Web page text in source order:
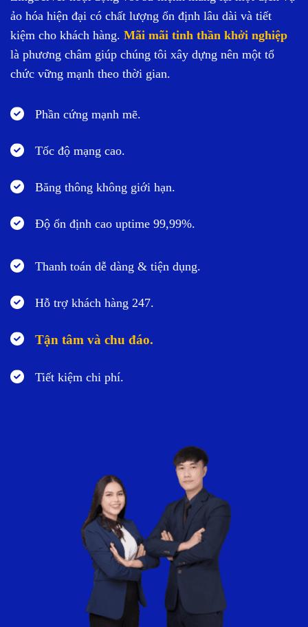
ảo hóa hiện đại có chất lượng ổn định lâu dài và tiết
kiệm cho khách hàng. Mãi mãi tinh thần khởi nghiệp
là phương châm giúp chúng tôi xây dựng nên một tổ
chức vững mạnh theo thời gian.
Phần cứng mạnh mẽ.
Tốc độ mạng cao.
Băng thông không giới hạn.
Độ ổn định cao uptime 99,99%.
Thanh toán dễ dàng & tiện dụng.
Hỗ trợ khách hàng 247.
Tận tâm và chu đáo.
Tiết kiệm chi phí.